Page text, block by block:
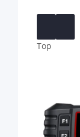
Top